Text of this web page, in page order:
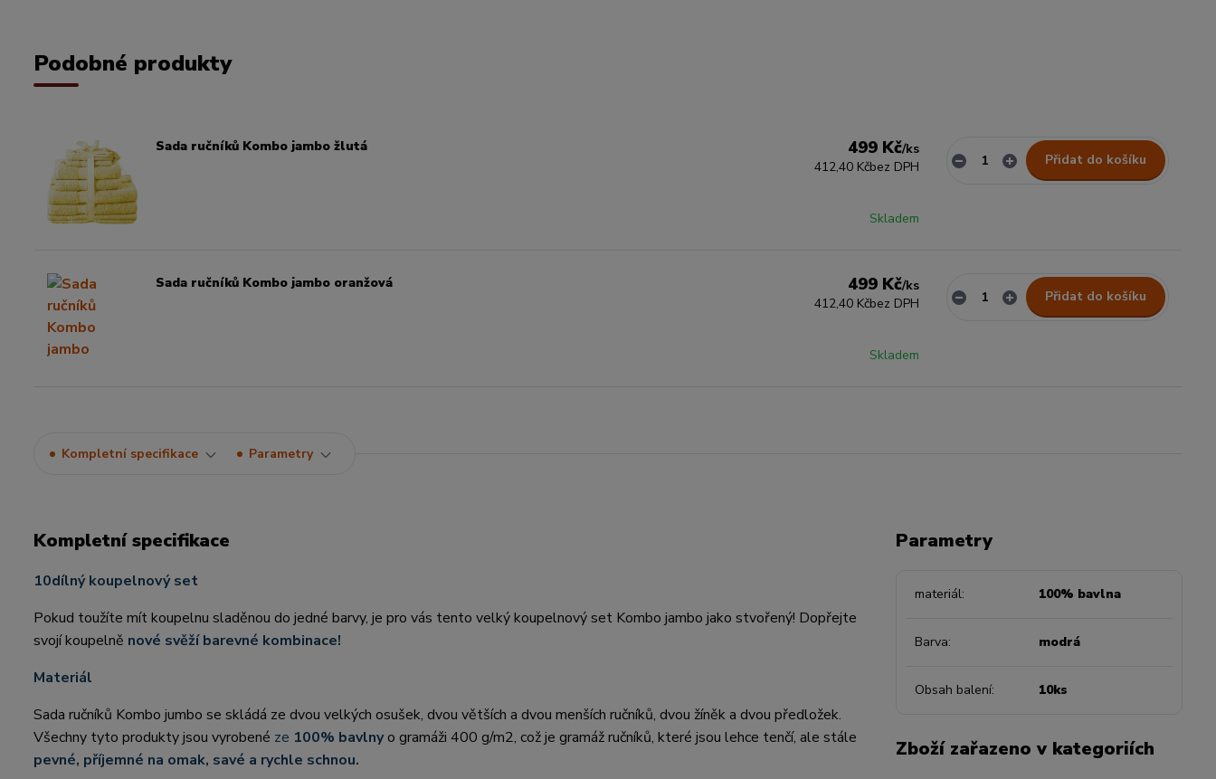
Podobné produkty
Sada ručníků Kombo jambo žlutá 499 Kč/ks
412,40 Kčbez DPH
Skladem
Přidat do košíku
Sada ručníků Kombo jambo oranžová 499 Kč/ks
412,40 Kčbez DPH
Skladem
Přidat do košíku
Kompletní specifikace Parametry
Kompletní specifikace
10dílný koupelnový set
Pokud toužíte mít koupelnu sladěnou do jedné barvy, je pro vás tento velký koupelnový set Kombo jambo jako stvořený! Dopřejte
svojí koupelně nové svěží barevné kombinace!
Materiál
Sada ručníků Kombo jumbo se skládá ze dvou velkých osušek, dvou větších a dvou menších ručníků, dvou žíněk a dvou předložek.
Všechny tyto produkty jsou vyrobené ze 100% bavlnyo gramáži 400 g/m2, což je gramáž ručníků, které jsou lehce tenčí, ale stále
pevné, příjemné na omak, savé a rychle schnou.
Parametry
materiál 100% bavlna
Barva modrá
Obsah balení 10ks
Zboží zařazeno v kategoriích